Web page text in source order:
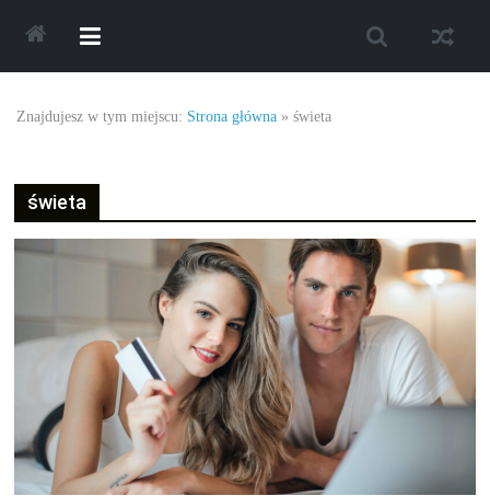
content
Najlepsze
oraz
promocje.
Porady
dotyczące
zakupów,
Znajdujesz w tym miejscu: Strona główna »świeta
świeta